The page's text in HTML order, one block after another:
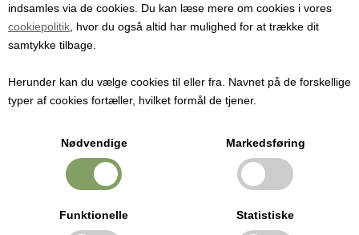
indsamles via de cookies. Du kan læse mere om cookies i vores
cookiepolitik , hvor du også altid har mulighed for at trække dit
samtykke tilbage.
Herunder kan du vælge cookies til eller fra. Navnet på de forskellige
typer af cookies fortæller, hvilket formål de tjener.
Nødvendige Markedsføring
Funktionelle Statistiske
Gør flasker klar med professionelle krympehætter
krympehætter på vin-, cider- og saftflasker. Når apparatet er
opvarmet, føres det ned over flaskens hals, hvorefter hætten
Enkel og effektiv i brug
Du tænder apparatet, placerer krympehætten på flasken og fører
giver en jævn og pæn afslutning uden brug af ekstra værktøj.